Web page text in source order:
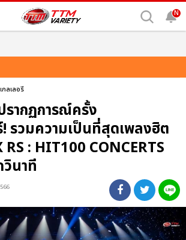
N
กลเลอรี
รากฏการณ์ครั้ง
! รวมความเป็นที่สุดเพลงฮิต
: HIT100 CONCERTS
นาที